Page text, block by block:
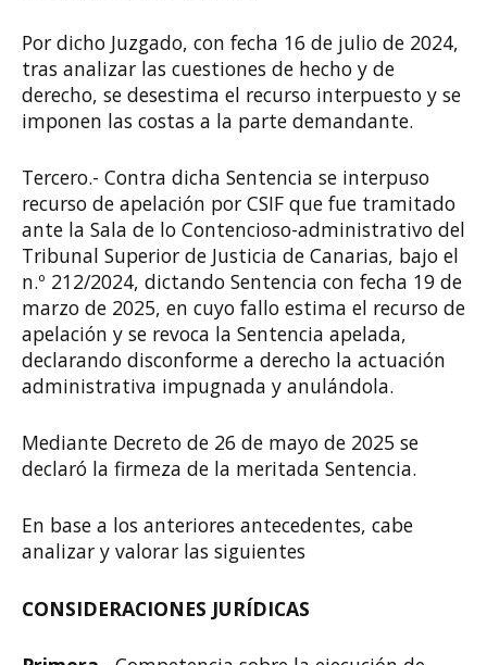
Por dicho Juzgado, con fecha 16 de julio de 2024,
tras analizar las cuestiones de hecho y de
derecho, se desestima el recurso interpuesto y se
imponen las costas a la parte demandante.
Tercero.- Contra dicha Sentencia se interpuso
recurso de apelación por CSIF que fue tramitado
ante la Sala de lo Contencioso-administrativo del
Tribunal Superior de Justicia de Canarias, bajo el
n.º 212/2024, dictando Sentencia con fecha 19 de
marzo de 2025, en cuyo fallo estima el recurso de
apelación y se revoca la Sentencia apelada,
declarando disconforme a derecho la actuación
administrativa impugnada y anulándola.
Mediante Decreto de 26 de mayo de 2025 se
declaró la firmeza de la meritada Sentencia.
En base a los anteriores antecedentes, cabe
analizar y valorar las siguientes
CONSIDERACIONES JURÍDICAS